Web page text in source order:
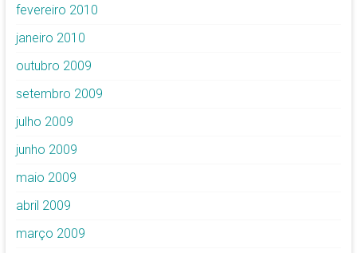
fevereiro 2010
janeiro 2010
outubro 2009
setembro 2009
julho 2009
junho 2009
maio 2009
abril 2009
março 2009